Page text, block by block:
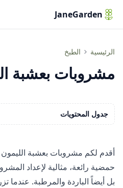
JaneGarden
الرئيسية الطبخ مشروبات بعشبة الليمون
مشروبات بعشبة
أقدم لكم مشروبات بعشبة الليمون
حمضية رائعة، مثالية لإعداد
بل أيضاً الباردة والمرطبة. عندما
جدول المحتويات